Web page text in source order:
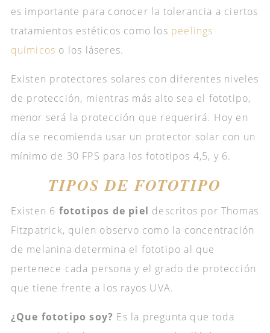
es importante para conocer la tolerancia a ciertos
tratamientos estéticos como los peelings
químicos o los láseres.
Existen protectores solares con diferentes niveles
de protección, mientras más alto sea el fototipo,
menor será la protección que requerirá. Hoy en
día se recomienda usar un protector solar con un
mínimo de 30 FPS para los fototipos 4,5, y 6.
TIPOS DE FOTOTIPO
Existen 6 fototipos de piel descritos por Thomas
Fitzpatrick, quien observo como la concentración
de melanina determina el fototipo al que
pertenece cada persona y el grado de protección
que tiene frente a los rayos UVA.
¿Que fototipo soy? Es la pregunta que toda